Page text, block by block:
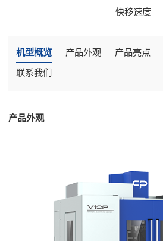
快移速度
机型概览 产品外观 产品亮点
联系我们
产品外观